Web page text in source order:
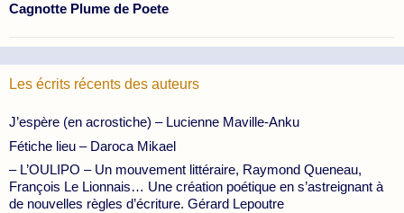
Cagnotte Plume de Poete
Les écrits récents des auteurs
J’espère (en acrostiche) – Lucienne Maville-Anku
Fétiche lieu – Daroca Mikael
– L’OULIPO – Un mouvement littéraire, Raymond Queneau,
François Le Lionnais… Une création poétique en s’astreignant à
de nouvelles règles d’écriture. Gérard Lepoutre